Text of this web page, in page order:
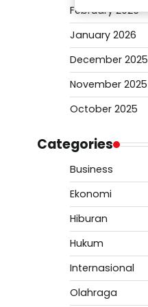
February 2026
January 2026
December 2025
November 2025
October 2025
Categories
Business
Ekonomi
Hiburan
Hukum
Internasional
Olahraga